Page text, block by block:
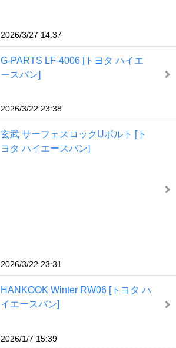
2026/3/27 14:37
G-PARTS LF-4006 [トヨタ ハイエ
ースバン]
2026/3/22 23:38
玄武 サーフェスロックUボルト [ト
ヨタ ハイエースバン]
2026/3/22 23:31
HANKOOK Winter RW06 [トヨタ ハ
イエースバン]
2026/1/7 15:39